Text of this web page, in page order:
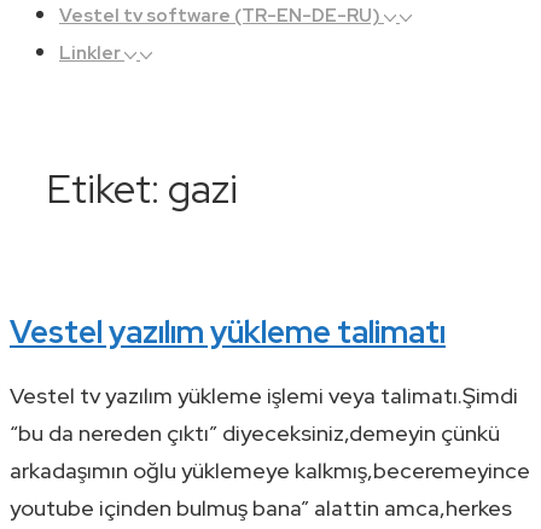
Vestel tv software (TR-EN-DE-RU)
Linkler
Etiket: gazi
Vestel yazılım yükleme talimatı
Vestel tv yazılım yükleme işlemi veya talimatı.Şimdi
“bu da nereden çıktı” diyeceksiniz,demeyin çünkü
arkadaşımın oğlu yüklemeye kalkmış,beceremeyince
youtube içinden bulmuş bana” alattin amca,herkes